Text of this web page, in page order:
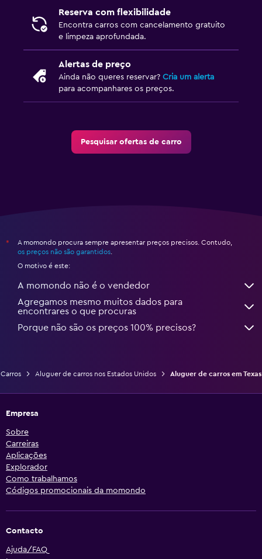
Reserva com flexibilidade
Encontra carros com cancelamento gratuito
e limpeza aprofundada.
Alertas de preço
Ainda não queres reservar? Cria um alerta
para acompanhares os preços.
Pesquisar ofertas de carro
*
A momondo procura sempre apresentar preços precisos. Contudo,
os preços não são garantidos.
O motivo é este:
A momondo não é o vendedor
Agregamos mesmo muitos dados para
encontrares o que procuras
Porque não são os preços 100% precisos?
Carros Aluguer de carros nos Estados Unidos Aluguer de carros em Texas
Empresa
Sobre
Carreiras
Aplicações
Explorador
Como trabalhamos
Códigos promocionais da momondo
Contacto
Ajuda/FAQ